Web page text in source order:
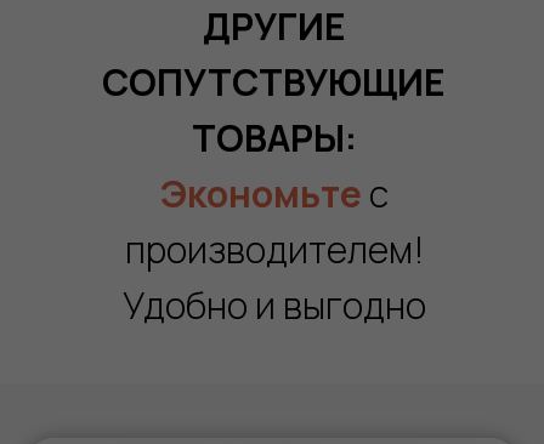
ДРУГИЕ
СОПУТСТВУЮЩИЕ
ТОВАРЫ:
Экономьтес
производителем!
Удобно и выгодно